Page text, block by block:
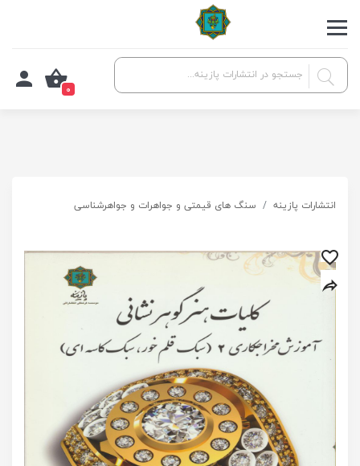
0
انتشارات پازینه سنگ های قیمتی و جواهرات و جواهرشناسی